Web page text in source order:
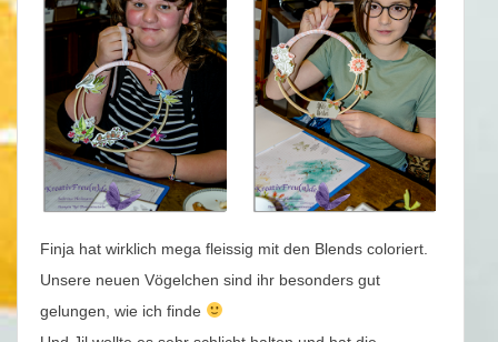
Finja hat wirklich mega fleissig mit den Blends coloriert.
Unsere neuen Vögelchen sind ihr besonders gut
gelungen, wie ich finde